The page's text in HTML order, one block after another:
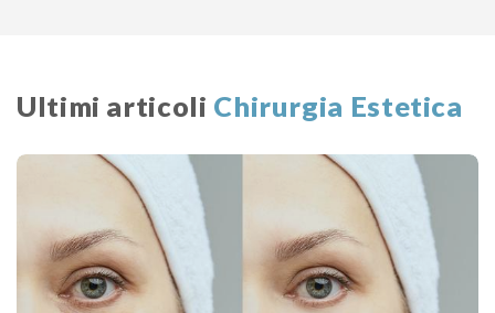
Ultimi articoli Chirurgia Estetica